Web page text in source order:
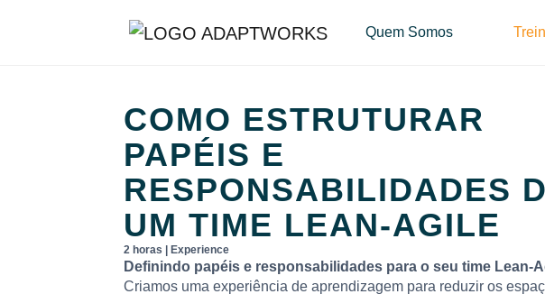
Quem Somos
COMO ESTRUTURAR
PAPÉIS E
RESPONSABILIDADES
UM TIME LEAN-AGILE
2 horas | Experience
Definindo papéis e responsabilidades para o seu time Lean-
Criamos uma experiência de aprendizagem para reduzir os